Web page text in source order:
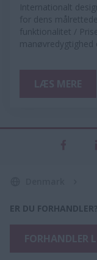
Internationalt
for dens
funktionalitet /
ER DU FORHANDLER?